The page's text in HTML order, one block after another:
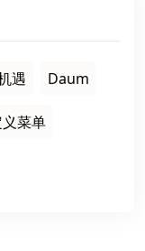
遇 Daum
义菜单